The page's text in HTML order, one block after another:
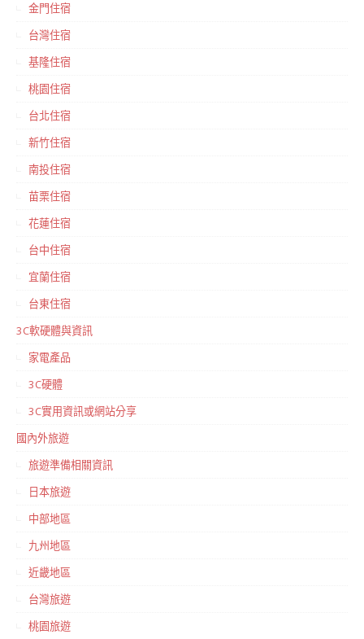
金門住宿
台灣住宿
基隆住宿
桃園住宿
台北住宿
新竹住宿
南投住宿
苗栗住宿
花蓮住宿
台中住宿
宜蘭住宿
台東住宿
3C軟硬體與資訊
家電產品
3C硬體
3C實用資訊或網站分享
國內外旅遊
旅遊準備相關資訊
日本旅遊
中部地區
九州地區
近畿地區
台灣旅遊
桃園旅遊